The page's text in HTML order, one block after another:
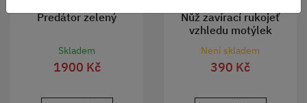
Predátor zelený
Skladem
1900 Kč
Nůž zavírací rukojeť
vzhledu motýlek
Není skladem
390 Kč